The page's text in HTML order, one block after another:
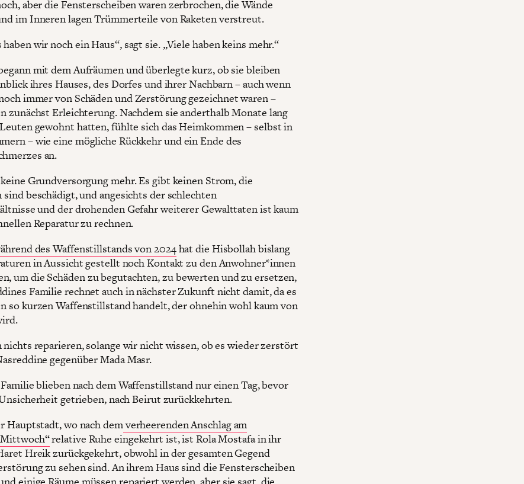
aber die Fensterscheiben waren zerbrochen, die Wände
im Inneren lagen Trümmerteile von Raketen verstreut.
haben wir noch ein Haus“, sagt sie. „Viele haben keins mehr.“
mit dem Aufräumen und überlegte kurz, ob sie bleiben
ihres Hauses, des Dorfes und ihrer Nachbarn – auch wenn
immer von Schäden und Zerstörung gezeichnet waren –
zunächst Erleichterung. Nachdem sie anderthalb Monate lang
gewohnt hatten, fühlte sich das Heimkommen – selbst in
– wie eine mögliche Rückkehr und ein Ende des
an.
Grundversorgung mehr. Es gibt keinen Strom, die
sind beschädigt, und angesichts der schlechten
und der drohenden Gefahr weiterer Gewalttaten ist kaum
Reparatur zu rechnen.
des Waffenstillstands von 2024hat die Hisbollah bislang
in Aussicht gestellt noch Kontakt zu den Anwohner*innen
um die Schäden zu begutachten, zu bewerten und zu ersetzen,
Familie rechnet auch in nächster Zukunft nicht damit, da es
so kurzen Waffenstillstand handelt, der ohnehin wohl kaum von
nichts reparieren, solange wir nicht wissen, ob es wieder zerstört
gegenüber Mada Masr.
blieben nach dem Waffenstillstand nur einen Tag, bevor
getrieben, nach Beirut zurückkehrten.
Hauptstadt, wo nach demverheerenden Anschlag am
Mittwoch“relative Ruhe eingekehrt ist, ist Rola Mostafa in ihr
Hreik zurückgekehrt, obwohl in der gesamten Gegend
zu sehen sind. An ihrem Haus sind die Fensterscheiben
einige Räume müssen repariert werden, aber sie sagt, die